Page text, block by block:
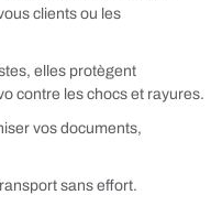
clients ou les
elles protègent
contre les chocs et rayures.
vos documents,
sans effort.